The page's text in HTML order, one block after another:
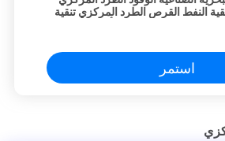
النفط القرص الطرد المركزي تنقية
استمر